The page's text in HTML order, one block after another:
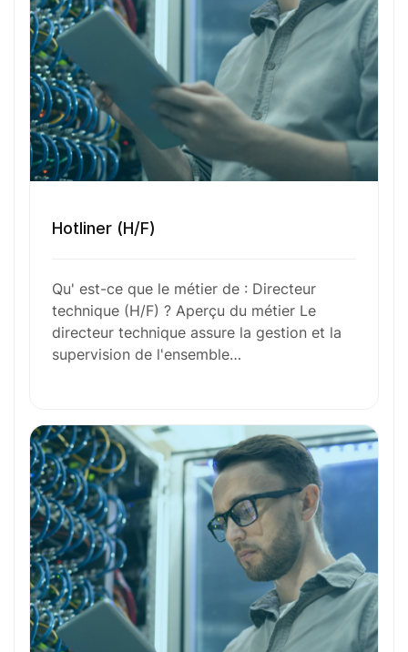
Ces métiers peuvent vous intéresser
Toutes nos fiches métiers
Envie de commencer
l’aventure avec
N’attendez plus !
Déposez votrecandidature
spontanée
Votre nom
Votre e-mail
Numéro de téléphone
Hotliner (H/F)
Qu' est-ce que le métier de : Directeur
technique (H/F) ? Aperçu du métier Le
directeur technique assure la gestion et la
supervision de l'ensemble…